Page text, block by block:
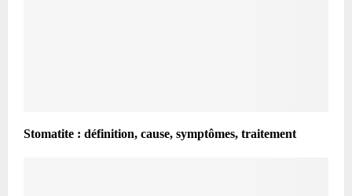
Stomatite : définition, cause, symptômes, traitement